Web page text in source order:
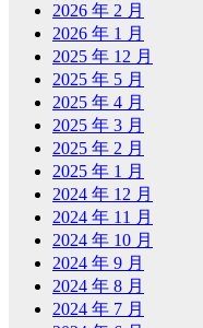
2026 年 2 月
2026 年 1 月
2025 年 12 月
2025 年 5 月
2025 年 4 月
2025 年 3 月
2025 年 2 月
2025 年 1 月
2024 年 12 月
2024 年 11 月
2024 年 10 月
2024 年 9 月
2024 年 8 月
2024 年 7 月